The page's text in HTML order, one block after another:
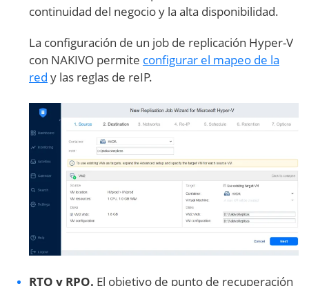
continuidad del negocio y la alta disponibilidad.
La configuración de un job de replicación Hyper-V
con NAKIVO permite configurar el mapeo de la
red y las reglas de reIP.
RTO y RPO. El objetivo de punto de recuperación